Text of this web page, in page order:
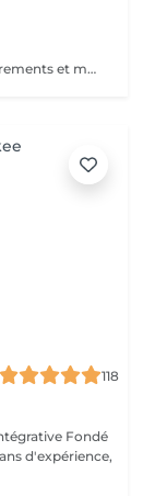
Massage Japonais retrouvez des pressions,étirements et mobilisations articulaires. Les pressions sont adaptées à votre choix, douces ou fortes Prévoir une tenue ample et des chaussettes propres.
118
d'expérience,